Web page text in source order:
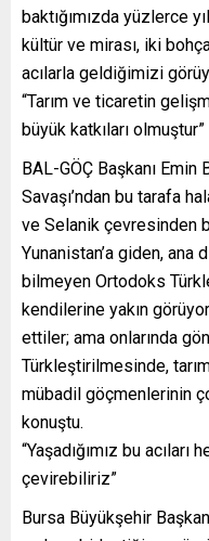
baktığımızda yüzlerce
kültür ve mirası, iki
acılarla geldiğimizi
“Tarım ve ticaretin
büyük katkıları olmuştur”
BAL-GÖÇ Başkanı Emin
Savaşı’ndan bu tarafa
ve Selanik çevresinden
Yunanistan’a giden, ana
bilmeyen Ortodoks
kendilerine yakın
ettiler; ama onlarında
Türkleştirilmesinde,
mübadil göçmenlerinin
konuştu.
“Yaşadığımız bu acıları
çevirebiliriz”
Bursa Büyükşehir